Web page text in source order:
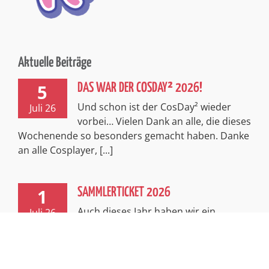
Aktuelle Beiträge
5
Juli 26
DAS WAR DER COSDAY² 2026!
Und schon ist der CosDay² wieder
vorbei… Vielen Dank an alle, die dieses
Wochenende so besonders gemacht haben. Danke
an alle Cosplayer, [...]
1
Juli 26
SAMMLERTICKET 2026
Auch dieses Jahr haben wir ein